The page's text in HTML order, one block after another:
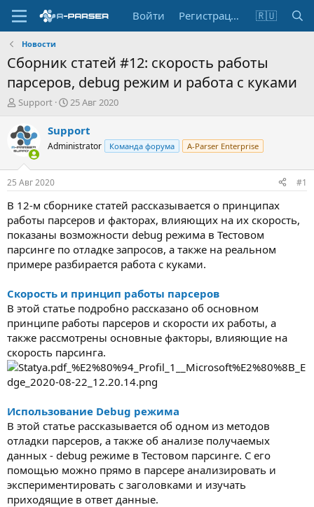
Войти Регистрация 🇷🇺
Новости
Сборник статей #12: скорость работы
парсеров, debug режим и работа с куками
А
т
о
р
т
е
м
ы
Support
Д
т
а
н
а
л
25 Авг 2020
Support
Administrator Команда форума A-Parser Enterprise
25 Авг 2020 #1
В 12-м сборнике статей рассказывается о принципах
работы парсеров и факторах, влияющих на их скорость,
показаны возможности debug режима в Тестовом
парсинге по отладке запросов, а также на реальном
примере разбирается работа с куками.
Скорость и принцип работы парсеров
В этой статье подробно рассказано об основном
принципе работы парсеров и скорости их работы, а
также рассмотрены основные факторы, влияющие на
скорость парсинга.
Использование Debug режима
В этой статье рассказывается об одном из методов
отладки парсеров, а также об анализе получаемых
данных - debug режиме в Тестовом парсинге. С его
помощью можно прямо в парсере анализировать и
экспериментировать с заголовками и изучать
приходящие в ответ данные.